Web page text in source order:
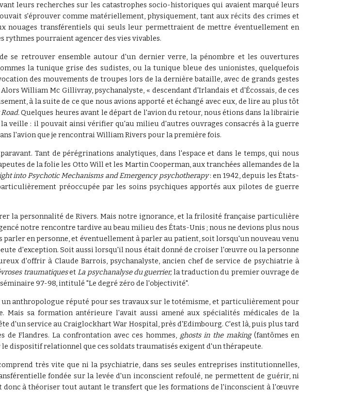
leurs recherches sur les catastrophes socio-historiques qui avaient marqué leurs
s'éprouver comme matériellement, physiquement, tant aux récits des crimes et
nouages transférentiels qui seuls leur permettraient de mettre éventuellement en
pourraient agencer des vies vivables.
se retrouver ensemble autour d'un dernier verre, la pénombre et les ouvertures
la tunique grise des sudistes, ou la tunique bleue des unionistes, quelquefois
des mouvements de troupes lors de la dernière bataille, avec de grands gestes
William Mc Gillivray, psychanalyste, « descendant d'Irlandais et d'Écossais, de ces
à la suite de ce que nous avions apporté et échangé avec eux, de lire au plus tôt
Quelques heures avant le départ de l'avion du retour, nous étions dans la librairie
veille : il pouvait ainsi vérifier qu'au milieu d'autres ouvrages consacrés à la guerre
l'avion que je rencontrai William Rivers pour la première fois.
Tant de pérégrinations analytiques, dans l'espace et dans le temps, qui nous
de la folie les Otto Will et les Martin Cooperman, aux tranchées allemandes de la
into Psychotic Mechanisms and Emergency psychotherapy: en 1942, depuis les États-
préoccupée par les soins psychiques apportés aux pilotes de guerre
la personnalité de Rivers. Mais notre ignorance, et la frilosité française particulière
notre rencontre tardive au beau milieu des États-Unis ; nous ne devions plus nous
en personne, et éventuellement à parler au patient, soit lorsqu'un nouveau venu
d'exception. Soit aussi lorsqu'il nous était donné de croiser l'œuvre ou la personne
d'offrir à Claude Barrois, psychanalyste, ancien chef de service de psychiatrie à
traumatiquesetLa psychanalyse du guerrier, la traduction du premier ouvrage de
97-98, intitulé "Le degré zéro de l'objectivité".
un anthropologue réputé pour ses travaux sur le totémisme, et particulièrement pour
sa formation antérieure l'avait aussi amené aux spécialités médicales de la
d'un service au Craiglockhart War Hospital, près d'Edimbourg. C'est là, puis plus tard
de Flandres. La confrontation avec ces hommes, ghosts in the making(fantômes en
dispositif relationnel que ces soldats traumatisés exigent d'un thérapeute.
très vite que ni la psychiatrie, dans ses seules entreprises institutionnelles,
fondée sur la levée d'un inconscient refoulé, ne permettent de guérir, ni
donc à théoriser tout autant le transfert que les formations de l'inconscient à l'œuvre